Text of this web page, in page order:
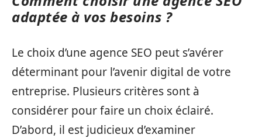
adaptée à vos besoins ?
Le choix d’une agence SEO peut s’avérer
déterminant pour l’avenir digital de votre
entreprise. Plusieurs critères sont à
considérer pour faire un choix éclairé.
D’abord, il est judicieux d’examiner